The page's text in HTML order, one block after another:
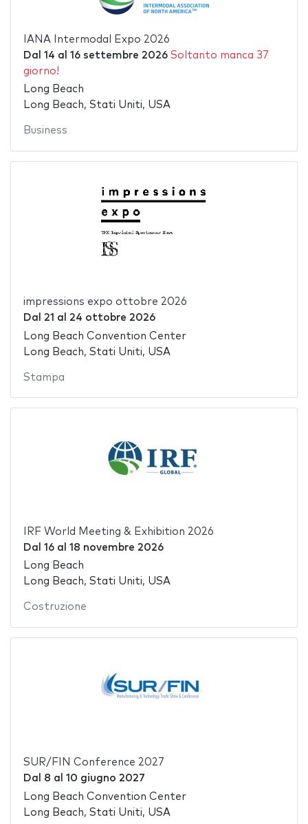
IANA Intermodal Expo 2026
Dal 14 al 16 settembre 2026 Soltanto manca 37
giorno!
Long Beach
Long Beach, Stati Uniti, USA
Business
impressions expo ottobre 2026
Dal 21 al 24 ottobre 2026
Long Beach Convention Center
Long Beach, Stati Uniti, USA
Stampa
IRF World Meeting & Exhibition 2026
Dal 16al 18 novembre 2026
Long Beach
Long Beach, Stati Uniti, USA
Costruzione
SUR/FIN Conference 2027
Dal 8 al 10 giugno 2027
Long Beach Convention Center
Long Beach, Stati Uniti, USA